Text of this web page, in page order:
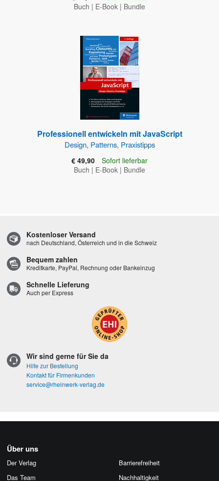
Buch | E-Book | Bundle
Professionell entwickeln mit JavaScript
Design, Patterns, Praxistipps
€ 49,90
Sofort lieferbar
Buch | E-Book | Bundle
Kostenloser Versand
nach Deutschland, Österreich und in die Schweiz
Bequem zahlen
Kreditkarte, PayPal, Rechnung oder Bankeinzug
Schnelle Lieferung
Auch per Express
Wir sind gerne für Sie da
Hilfe zur Bestellung
Kontakt für Firmenkunden
service@rheinwerk-verlag.de
Über uns
Der Verlag
Das Team
Barrierefreiheit
Nachhaltigkeit